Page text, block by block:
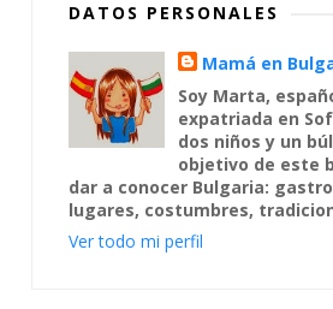
DATOS PERSONALES
Mamá en
Soy Marta,
expatriada en
dos niños y un
objetivo de este
dar a conocer Bulgaria:
lugares, costumbres,
Ver todo mi perfil